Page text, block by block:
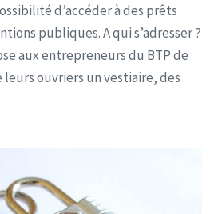
d’accéder à des prêts
publiques. A qui s’adresser ?
aux entrepreneurs du BTP de
ouvriers un vestiaire, des